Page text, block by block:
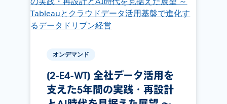
オンデマンド
[2-E4-WT] 全社データ活用を
支えた5年間の実践・再設計